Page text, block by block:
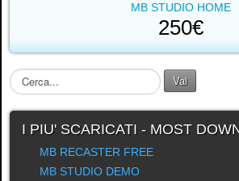
MB STUDIO HOME
250€
C
e
r
Vai
I PIU' SCARICATI - MOST
MB RECASTER FREE
MB STUDIO DEMO